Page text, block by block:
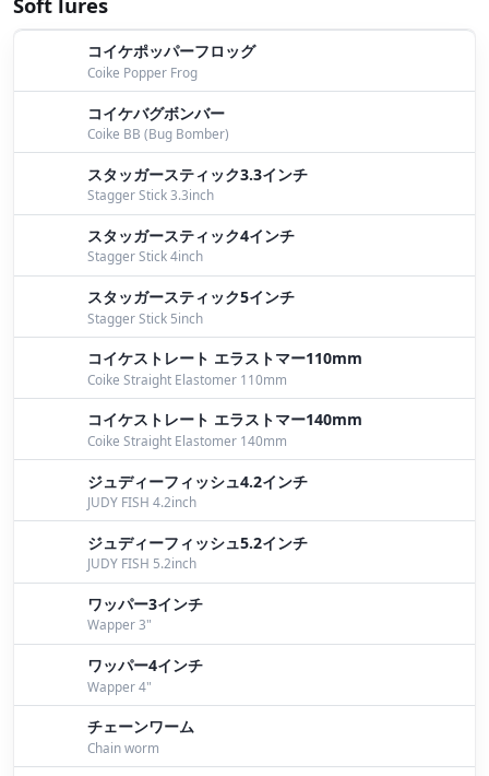
８月２０日桧原湖ガイド
by Bomber
パイロンの季節by Bomber
ワッパー＆パイロンby Iwata
今日からby Bomber
８月１２日桧原湖ガイドby Bomber
８月１１日桧原湖ガイド
by Bomber
８月６日桧原湖ガイドby Bomber
７月２０日桧原湖ガイドby Bomber
岸波CUPin曽原湖by Bomber
明日はby Bomber
そろそろ出番！！by Iwata
陸ッパリ！！by Iwata
パイロンby Bomber
パイロンby Bomber
NBC東北グランドチャンピオンシップ2015
Bomber
ソルトでもスタッガーやパイロン好調です！！by
コイケポッパーフロッグ
Coike Popper Frog
コイケバグボンバー
Coike BB (Bug Bomber)
スタッガースティック3.3インチ
Stagger Stick 3.3inch
スタッガースティック4インチ
Stagger Stick 4inch
スタッガースティック5インチ
Stagger Stick 5inch
コイケストレート エラストマー110mm
Coike Straight Elastomer 110mm
コイケストレート エラストマー140mm
Coike Straight Elastomer 140mm
ジュディーフィッシュ4.2インチ
JUDY FISH 4.2inch
ジュディーフィッシュ5.2インチ
JUDY FISH 5.2inch
ワッパー3インチ
Wapper 3"
ワッパー4インチ
Wapper 4"
チェーンワーム
Chain worm